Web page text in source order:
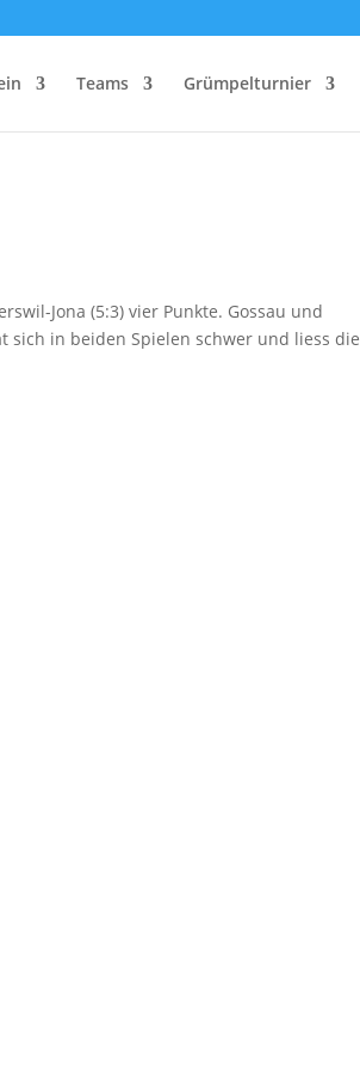
Teams Grümpelturnier
Jona (5:3) vier Punkte. Gossau und
sich in beiden Spielen schwer und liess die